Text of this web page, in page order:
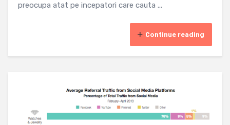
preocupa atat pe incepatori care cauta ...
Continue reading